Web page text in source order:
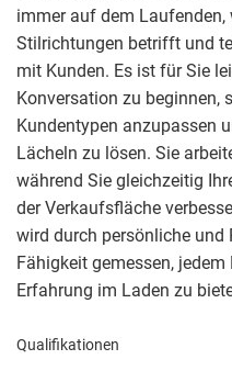
immer auf dem Laufenden,
Stilrichtungen betrifft und
mit Kunden. Es ist für Sie
Konversation zu beginnen,
Kundentypen anzupassen
Lächeln zu lösen. Sie
während Sie gleichzeitig
der Verkaufsfläche
wird durch persönliche
Fähigkeit gemessen,
Erfahrung im Laden zu
Qualifikationen